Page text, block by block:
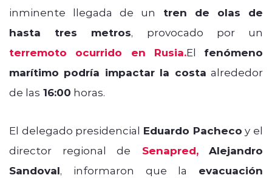
inminente llegada de un
tren de olas de
hasta tres metros, provocado por un
terremoto ocurrido en Rusia.El fenómeno
marítimo podría impactar la costa alrededor
de las 16:00 horas.
El delegado presidencial Eduardo Pacheco y el
director regional de Senapred,
Alejandro
Sandoval, informaron que la evacuación